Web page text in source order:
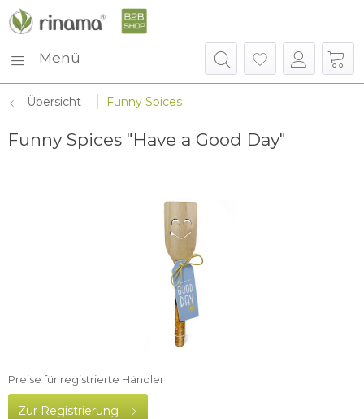
Menü
Übersicht Funny Spices
Funny Spices "Have a Good Day"
Preise für registrierte Händler
Zur Registrierung